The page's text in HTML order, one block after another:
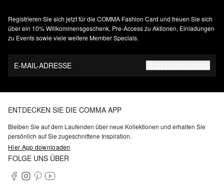
Registrieren Sie sich jetzt für die COMMA Fashion Card und freuen Sie sich
über ein 10% Willkommensgeschenk, Pre-Access zu Aktionen, Einladungen
zu Events sowie viele weitere Member Specials.
E-MAIL-ADRESSE
ENTDECKEN SIE DIE COMMA APP
Bleiben Sie auf dem Laufenden über neue Kollektionen und erhalten Sie
persönlich auf Sie zugeschnittene Inspiration.
Hier App downloaden
FOLGE UNS ÜBER